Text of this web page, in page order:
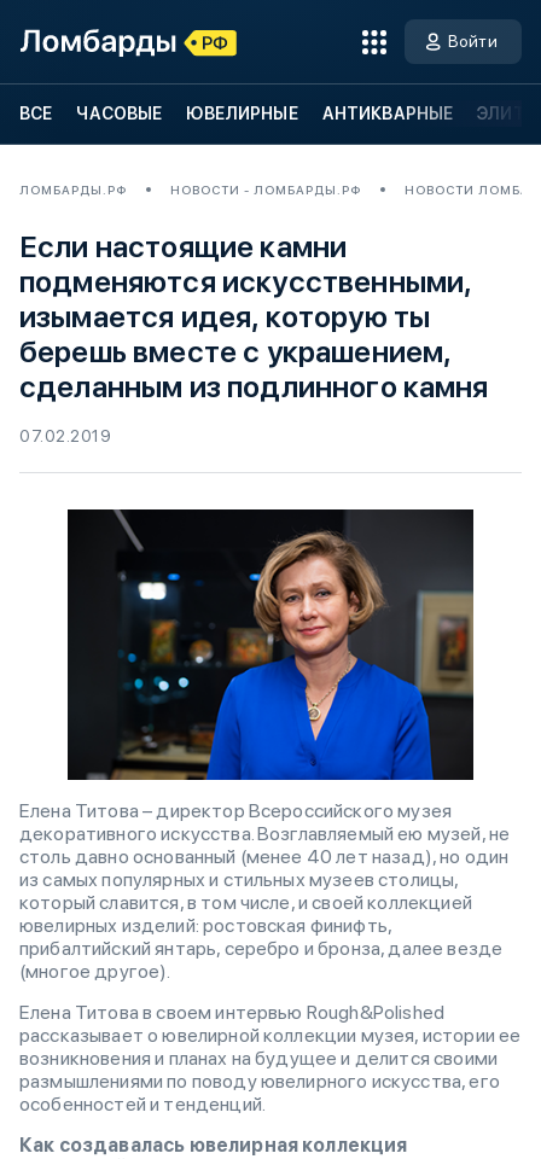
Войти
ВСЕ ЧАСОВЫЕ ЮВЕЛИРНЫЕ АНТИКВАРНЫЕ
ЛОМБАРДЫ.РФ НОВОСТИ - ЛОМБАРДЫ.РФ НОВОСТИ
Если настоящие камни
подменяются искусственными,
изымается идея, которую ты
берешь вместе с украшением,
сделанным из подлинного камня
07.02.2019
Елена Титова – директор Всероссийского музея
декоративного искусства. Возглавляемый ею музей, не
столь давно основанный (менее 40 лет назад), но один
из самых популярных и стильных музеев столицы,
который славится, в том числе, и своей коллекцией
ювелирных изделий: ростовская финифть,
прибалтийский янтарь, серебро и бронза, далее везде
(многое другое).
Елена Титова в своем интервью Rough&Polished
рассказывает о ювелирной коллекции музея, истории ее
возникновения и планах на будущее и делится своими
размышлениями по поводу ювелирного искусства, его
особенностей и тенденций.
Как создавалась ювелирная коллекция